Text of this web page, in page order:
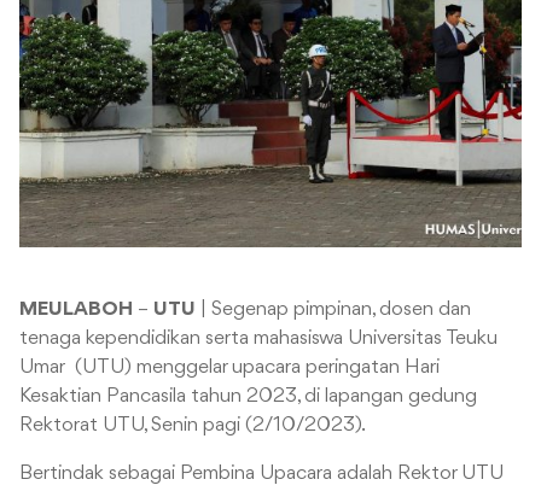
MEULABOH – UTU | Segenap pimpinan, dosen dan
tenaga kependidikan serta mahasiswa Universitas Teuku
Umar (UTU) menggelar upacara peringatan Hari
Kesaktian Pancasila tahun 2023, di lapangan gedung
Rektorat UTU, Senin pagi (2/10/2023).
Bertindak sebagai Pembina Upacara adalah Rektor UTU